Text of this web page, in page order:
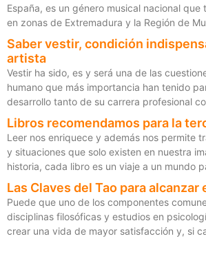
España, es un género musical nacional que
en zonas de Extremadura y la Región de
Saber vestir, condición
artista
Vestir ha sido, es y será una de las
humano que más importancia han tenido
desarrollo tanto de su carrera profesional
Libros recomendamos para la
Leer nos enriquece y además nos permite
y situaciones que solo existen en nuestra
historia, cada libro es un viaje a un mundo
Las Claves del Tao para alcanzar
Puede que uno de los componentes
disciplinas filosóficas y estudios en
crear una vida de mayor satisfacción y, si